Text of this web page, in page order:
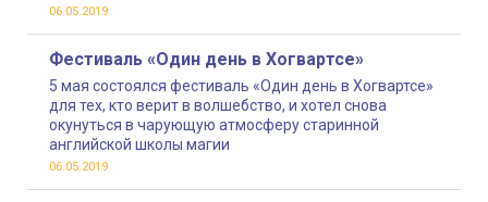
06.05.2019
Фестиваль «Один день в Хогвартсе»
5 мая состоялся фестиваль «Один день в Хогвартсе»
для тех, кто верит в волшебство, и хотел снова
окунуться в чарующую атмосферу старинной
английской школы магии
06.05.2019